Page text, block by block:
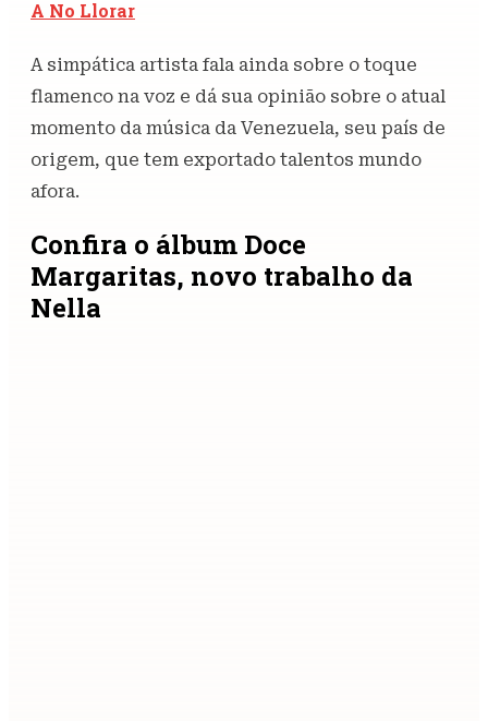
A No Llorar
A simpática artista fala ainda sobre o toque
flamenco na voz e dá sua opinião sobre o atual
momento da música da Venezuela, seu país de
origem, que tem exportado talentos mundo
afora.
Confira o álbum Doce
Margaritas, novo trabalho da
Nella